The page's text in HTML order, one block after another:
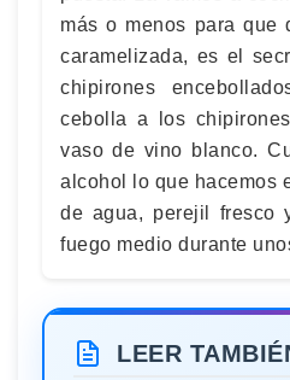
más o menos para que
caramelizada, es el
chipirones
cebolla a los
vaso de vino blanco.
alcohol lo que hacemos
de agua, perejil fresco
fuego medio durante
LEER